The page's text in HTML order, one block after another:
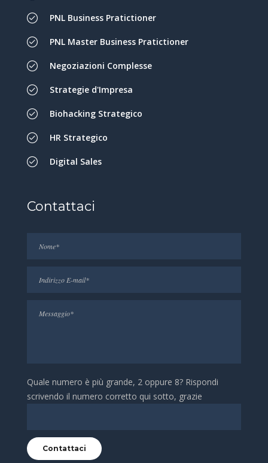
PNL Business Pratictioner
PNL Master Business Pratictioner
Negoziazioni Complesse
Strategie d'Impresa
Biohacking Strategico
HR Strategico
Digital Sales
Contattaci
Quale numero è più grande, 2 oppure 8? Rispondi
scrivendo il numero corretto qui sotto, grazie